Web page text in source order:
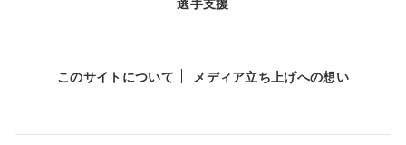
このサイトについて メディア立ち上げへの想い